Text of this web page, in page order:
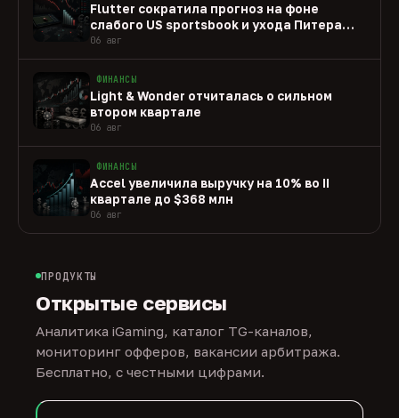
Flutter сократила прогноз на фоне
слабого US sportsbook и ухода Питера
Джексона
06 авг
ФИНАНСЫ
Light & Wonder отчиталась о сильном
втором квартале
06 авг
ФИНАНСЫ
Accel увеличила выручку на 10% во II
квартале до $368 млн
06 авг
ПРОДУКТЫ
Открытые сервисы
Аналитика iGaming, каталог TG-каналов,
мониторинг офферов, вакансии арбитража.
Бесплатно, с честными цифрами.